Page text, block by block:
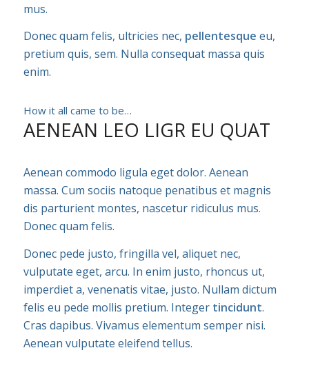
mus.
Donec quam felis, ultricies nec, pellentesque eu,
pretium quis, sem. Nulla consequat massa quis
enim.
How it all came to be…
AENEAN LEO LIGR EU QUAT
Aenean commodo ligula eget dolor. Aenean
massa. Cum sociis natoque penatibus et magnis
dis parturient montes, nascetur ridiculus mus.
Donec quam felis.
Donec pede justo, fringilla vel, aliquet nec,
vulputate eget, arcu. In enim justo, rhoncus ut,
imperdiet a, venenatis vitae, justo. Nullam dictum
felis eu pede mollis pretium. Integer tincidunt.
Cras dapibus. Vivamus elementum semper nisi.
Aenean vulputate eleifend tellus.